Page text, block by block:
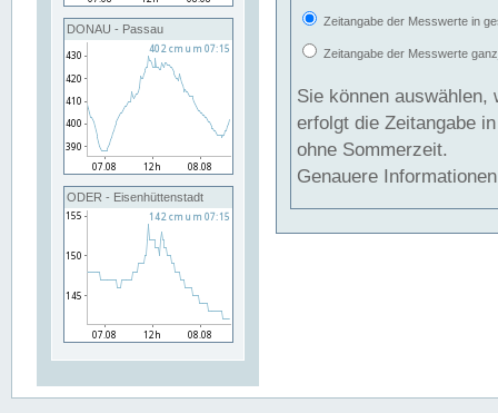
DONAU - Passau
ODER - Eisenhüttenstadt
Zeitangabe der Messwerte in
Zeitangabe der Messwerte
Sie können auswählen,
erfolgt die Zeitangabe
ohne Sommerzeit.
Genauere